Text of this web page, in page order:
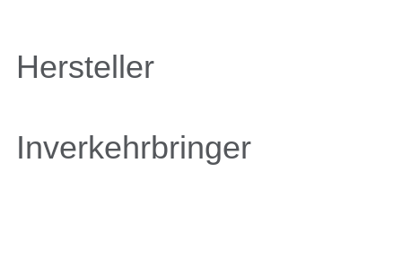
Hersteller
Inverkehrbringer